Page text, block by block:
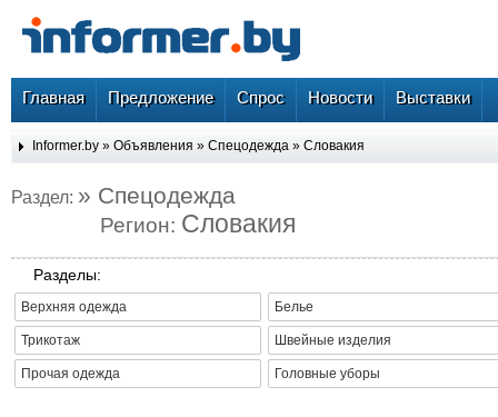
Главная Предложение Спрос Новости Выставки
Informer.by » Объявления » Спецодежда » Словакия
Раздел: » Спецодежда
Регион: Словакия
Разделы:
Верхняя одежда Белье
Трикотаж Швейные изделия
Прочая одежда Головные уборы